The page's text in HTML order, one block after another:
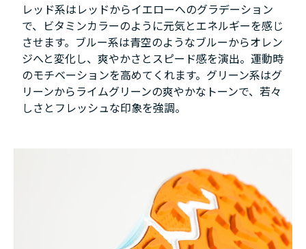
レッド系はレッドからイエローへのグラデーション
で、ビタミンカラーのように元気とエネルギーを感じ
させます。ブルー系は青空のようなブルーからオレン
ジへと変化し、爽やかさとスピード感を演出。運動時
のモチベーションを高めてくれます。グリーン系はグ
リーンからライムグリーンの爽やかなトーンで、若々
しさとフレッシュな印象を強調。